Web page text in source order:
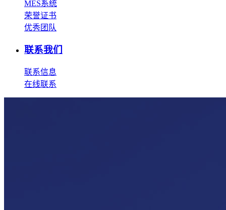
MES系统
荣誉证书
优秀团队
联系我们
联系信息
在线联系